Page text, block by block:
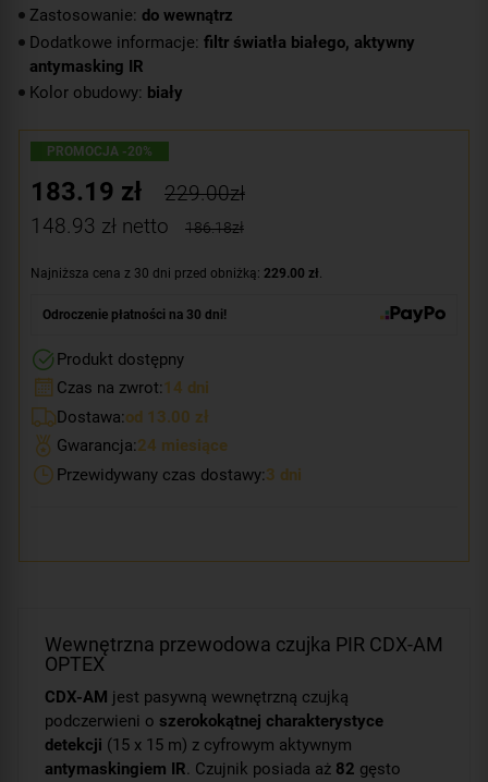
Zastosowanie: do wewnątrz
Dodatkowe informacje: filtr światła białego, aktywny
antymasking IR
Kolor obudowy: biały
PROMOCJA -20%
183.19 zł
229.00zł
148.93 zł netto 186.18zł
Najniższa cena z 30 dni przed obniżką: 229.00 zł
Odroczenie płatności na 30 dni!
Produkt dostępny
Czas na zwrot:14 dni
Dostawa:od 13.00 zł
Gwarancja:24 miesiące
Przewidywany czas dostawy:3 dni
Wewnętrzna przewodowa czujka PIR CDX-AM
OPTEX
CDX-AM jest pasywną wewnętrzną czujką
podczerwieni o szerokokątnej charakterystyce
detekcji (15 x 15 m) z cyfrowym aktywnym
antymaskingiem IR. Czujnik posiada aż 82 gęsto